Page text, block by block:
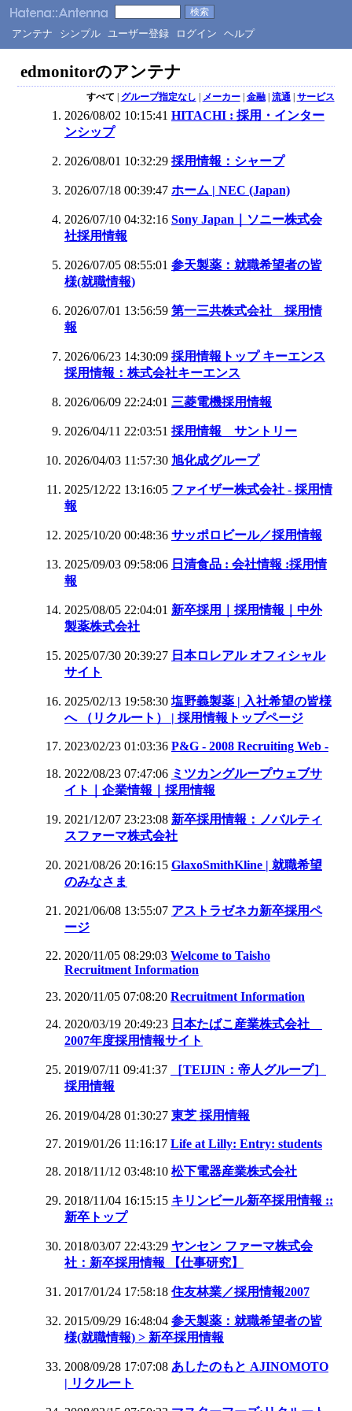
アンテナ シンプル ユーザー登録 ログイン ヘルプ
edmonitorのアンテナ
すべて | グループ指定なし | メーカー| 金融| 流通| サービス
2026/08/02 10:15:41 HITACHI : 採用・インター
ンシップ
2026/08/01 10:32:29 採用情報：シャープ
2026/07/18 00:39:47 ホーム | NEC (Japan)
2026/07/10 04:32:16 Sony Japan｜ソニー株式会
社採用情報
2026/07/05 08:55:01 参天製薬：就職希望者の皆
様(就職情報)
2026/07/01 13:56:59 第一三共株式会社 採用情
報
2026/06/23 14:30:09 採用情報トップ キーエンス
採用情報：株式会社キーエンス
2026/06/09 22:24:01 三菱電機採用情報
2026/04/11 22:03:51 採用情報 サントリー
2026/04/03 11:57:30 旭化成グループ
2025/12/22 13:16:05 ファイザー株式会社 - 採用情
報
2025/10/20 00:48:36 サッポロビール／採用情報
2025/09/03 09:58:06 日清食品 : 会社情報 :採用情
報
2025/08/05 22:04:01 新卒採用｜採用情報｜中外
製薬株式会社
2025/07/30 20:39:27 日本ロレアル オフィシャル
サイト
2025/02/13 19:58:30 塩野義製薬 | 入社希望の皆様
へ （リクルート） | 採用情報トップページ
2023/02/23 01:03:36 P&G - 2008 Recruiting Web -
2022/08/23 07:47:06 ミツカングループウェブサ
イト｜企業情報｜採用情報
2021/12/07 23:23:08 新卒採用情報：ノバルティ
スファーマ株式会社
2021/08/26 20:16:15 GlaxoSmithKline | 就職希望
のみなさま
2021/06/08 13:55:07 アストラゼネカ新卒採用ペ
ージ
2020/11/05 08:29:03 Welcome to Taisho
Recruitment Information
2020/11/05 07:08:20 Recruitment Information
2020/03/19 20:49:23 日本たばこ産業株式会社
2007年度採用情報サイト
2019/07/11 09:41:37
［TEIJIN：帝人グループ］
採用情報
2019/04/28 01:30:27 東芝 採用情報
2019/01/26 11:16:17 Life at Lilly: Entry: students
2018/11/12 03:48:10 松下電器産業株式会社
2018/11/04 16:15:15 キリンビール新卒採用情報 ::
新卒トップ
2018/03/07 22:43:29 ヤンセン ファーマ株式会
社：新卒採用情報 【仕事研究】
2017/01/24 17:58:18 住友林業／採用情報2007
2015/09/29 16:48:04 参天製薬：就職希望者の皆
様(就職情報) > 新卒採用情報
2008/09/28 17:07:08 あしたのもと AJINOMOTO
| リクルート